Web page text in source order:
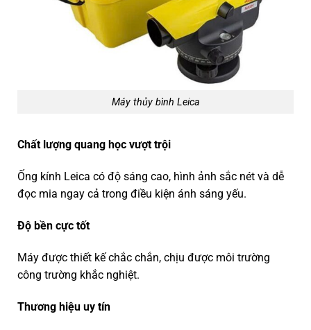
Máy thủy bình Leica
Chất lượng quang học vượt trội
Ống kính Leica có độ sáng cao, hình ảnh sắc nét và dễ
đọc mia ngay cả trong điều kiện ánh sáng yếu.
Độ bền cực tốt
Máy được thiết kế chắc chắn, chịu được môi trường
công trường khắc nghiệt.
Thương hiệu uy tín